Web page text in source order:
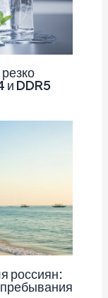
и DDR5
россиян: